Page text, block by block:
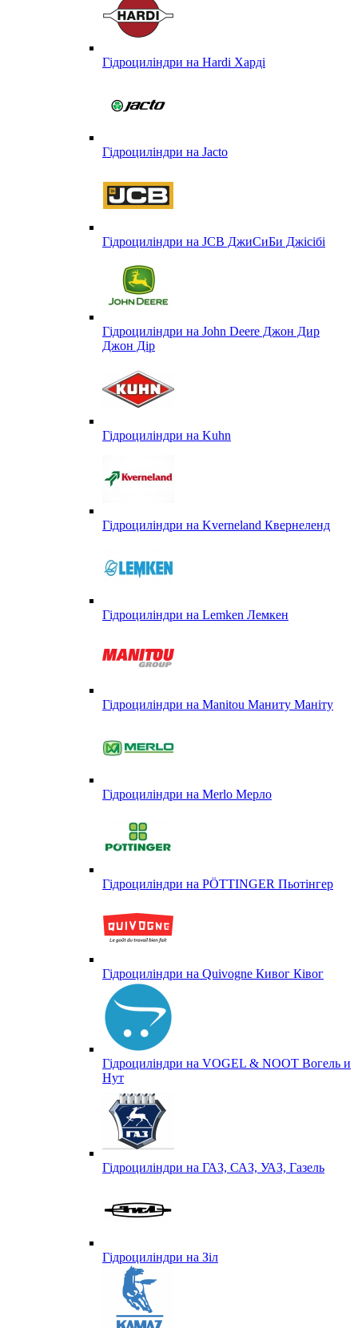
Гідроциліндри на Hardi Харді
Гідроциліндри на Jacto
Гідроциліндри на JCB ДжиСиБи Джісібі
Гідроциліндри на John Deere Джон Дир
Джон Дір
Гідроциліндри на Kuhn
Гідроциліндри на Kverneland Квернеленд
Гідроциліндри на Lemken Лемкен
Гідроциліндри на Manitou Маниту Маніту
Гідроциліндри на Merlo Мерло
Гідроциліндри на PÖTTINGER Пьотінгер
Гідроциліндри на Quivogne Кивог Ківог
Гідроциліндри на VOGEL & NOOT Вогель и
Нут
Гідроциліндри на ГАЗ, САЗ, УАЗ, Газель
Гідроциліндри на Зіл